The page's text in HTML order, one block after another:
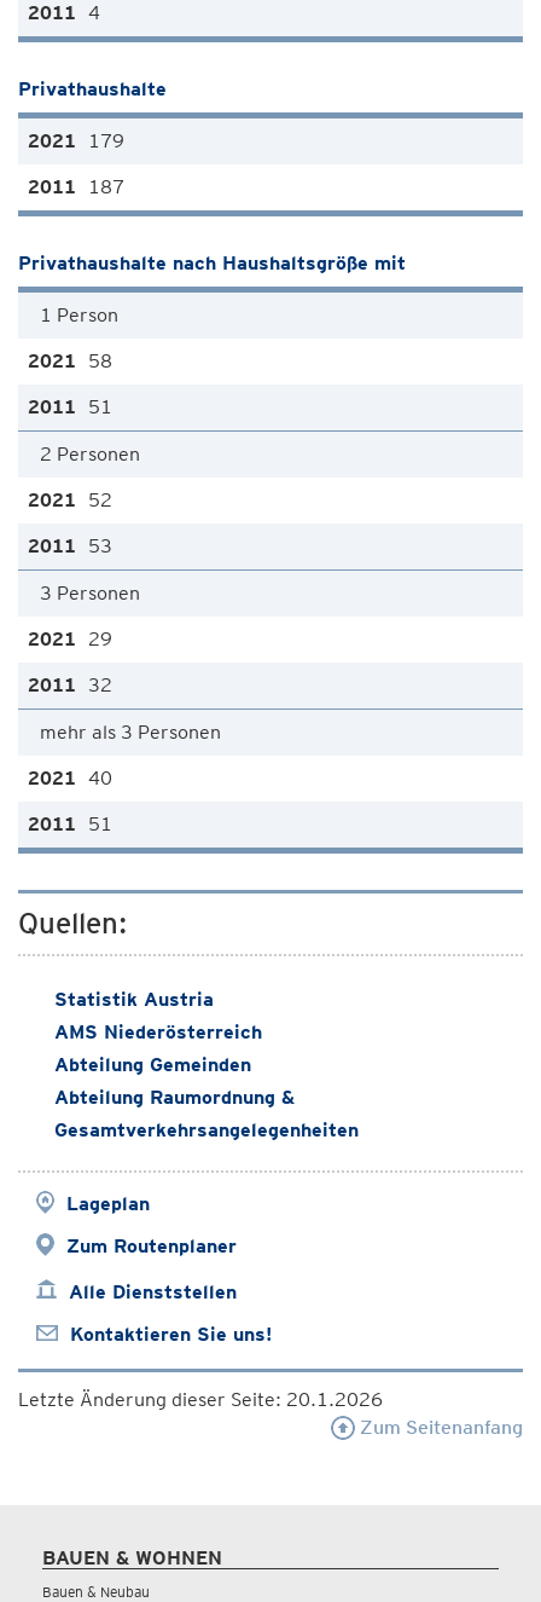
4
Privathaushalte
179
187
Privathaushalte nach Haushaltsgröße mit
1 Person
58
51
2 Personen
52
53
3 Personen
29
32
mehr als 3 Personen
40
51
Quellen:
Statistik Austria
AMS Niederösterreich
Abteilung Gemeinden
Abteilung Raumordnung &
Gesamtverkehrsangelegenheiten
Lageplan
Zum Routenplaner
Alle Dienststellen
Kontaktieren Sie uns!
Letzte Änderung dieser Seite: 20.1.2026
Zum Seitenanfang
BAUEN & WOHNEN
Bauen & Neubau